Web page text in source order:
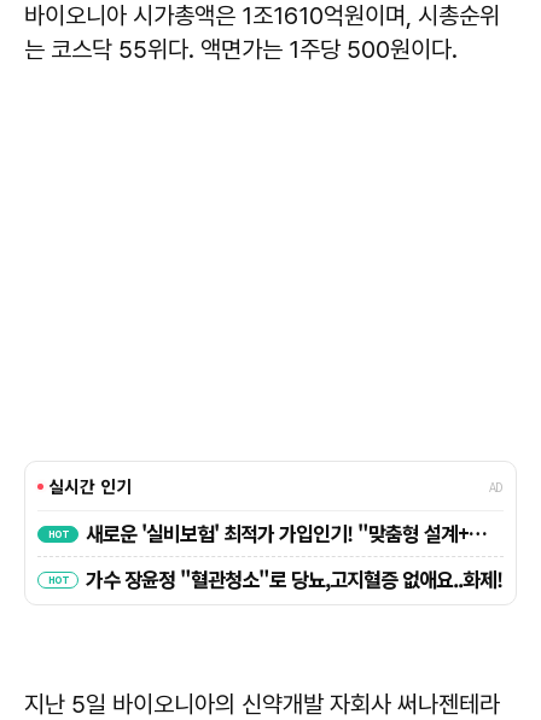
바이오니아 시가총액은 1조1610억원이며, 시총순위
는 코스닥 55위다. 액면가는 1주당 500원이다.
지난 5일 바이오니아의 신약개발 자회사 써나젠테라